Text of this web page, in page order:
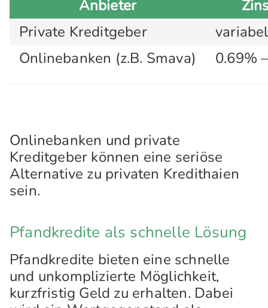
Anbieter
Private Kreditgeber
variabel
Onlinebanken (z.B. Smava)
0.69%
Onlinebanken und private
Kreditgeber können eine seriöse
Alternative zu privaten Kredithaien
sein.
Pfandkredite als schnelle Lösung
Pfandkredite bieten eine schnelle
und unkomplizierte Möglichkeit,
kurzfristig Geld zu erhalten. Dabei